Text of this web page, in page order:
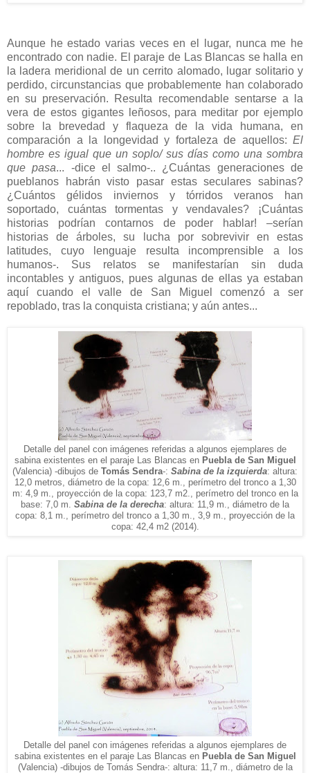
Aunque he estado varias veces en el lugar, nunca me he
encontrado con nadie. El paraje de Las Blancas se halla en
la ladera meridional de un cerrito alomado, lugar solitario y
perdido, circunstancias que probablemente han colaborado
en su preservación. Resulta recomendable sentarse a la
vera de estos gigantes leñosos, para meditar por ejemplo
sobre la brevedad y flaqueza de la vida humana, en
comparación a la longevidad y fortaleza de aquellos: El
hombre es igual que un soplo/ sus días como una sombra
que pasa... -dice el salmo-.. ¿Cuántas generaciones de
pueblanos habrán visto pasar estas seculares sabinas?
¿Cuántos gélidos inviernos y tórridos veranos han
soportado, cuántas tormentas y vendavales? ¡Cuántas
historias podrían contarnos de poder hablar! –serían
historias de árboles, su lucha por sobrevivir en estas
latitudes, cuyo lenguaje resulta incomprensible a los
humanos-. Sus relatos se manifestarían sin duda
incontables y antiguos, pues algunas de ellas ya estaban
aquí cuando el valle de San Miguel comenzó a ser
repoblado, tras la conquista cristiana; y aún antes...
Detalle del panel con imágenes referidas a algunos ejemplares de
sabina existentes en el paraje Las Blancas en Puebla de San Miguel
(Valencia) -dibujos de Tomás Sendra-: Sabina de la izquierda: a ltura:
12,0 metros, diámetro de la copa: 12,6 m., perímetro del tronco a 1,30
m: 4,9 m., proyección de la copa: 123,7 m2., perímetro del tronco en la
base: 7,0 m. Sabina de la derecha: altura: 11,9 m., diámetro de la
copa: 8,1 m., perímetro del tronco a 1,30 m., 3,9 m., proyección de la
copa: 42,4 m2(2014).
Detalle del panel con imágenes referidas a algunos ejemplares de
sabina existentes en el paraje Las Blancas en Puebla de San Miguel
(Valencia)-dibujos de Tomás Sendra-: altura: 11,7 m.,
diámetro de la